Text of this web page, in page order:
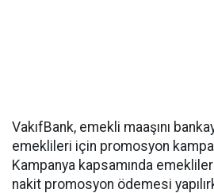
VakıfBank, emekli maaşını
emeklileri için promosyon
Kampanya kapsamında
nakit promosyon ödemesi